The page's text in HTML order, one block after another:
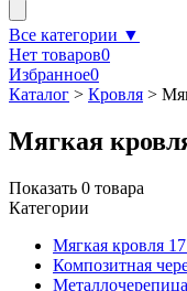
Все категории ▼
Нет товаров0
Избранное0
Каталог > Кровля >
Мягкая
Показать 0 товара
Категории
Мягкая кровля
Композитная
Металлочерепица